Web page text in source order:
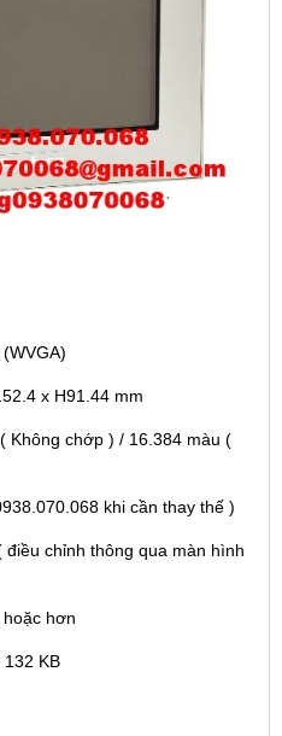
x H91.44 mm
Không chớp ) / 16.384 màu (
khi cần thay thế )
chỉnh thông qua màn hình
hơn
132 KB